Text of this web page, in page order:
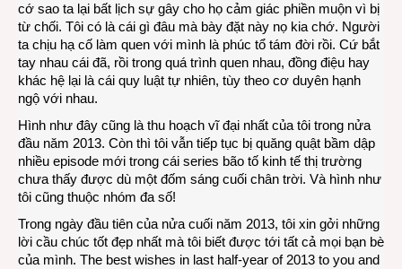
cớ sao ta lại bất lịch sự gây cho họ cảm giác phiền muộn vì bị
từ chối. Tôi có là cái gì đâu mà bày đặt này nọ kia chớ. Người
ta chịu hạ cố làm quen với mình là phúc tổ tám đời rồi. Cứ bắt
tay nhau cái đã, rồi trong quá trình quen nhau, đồng điệu hay
khác hệ lại là cái quy luật tự nhiên, tùy theo cơ duyên hạnh
ngộ với nhau.
Hình như đây cũng là thu hoạch vĩ đại nhất của tôi trong nửa
đầu năm 2013. Còn thì tôi vẫn tiếp tục bị quăng quật bầm dập
nhiều episode mới trong cái series bão tố kinh tế thị trường
chưa thấy được dù một đốm sáng cuối chân trời. Và hình như
tôi cũng thuộc nhóm đa số!
Trong ngày đầu tiên của nửa cuối năm 2013, tôi xin gởi những
lời cầu chúc tốt đẹp nhất mà tôi biết được tới tất cả mọi bạn bè
của mình. The best wishes in last half-year of 2013 to you and